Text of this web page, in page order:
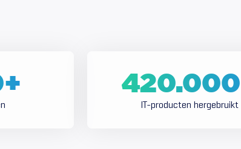
+ 420.000
IT-producten hergebruikt